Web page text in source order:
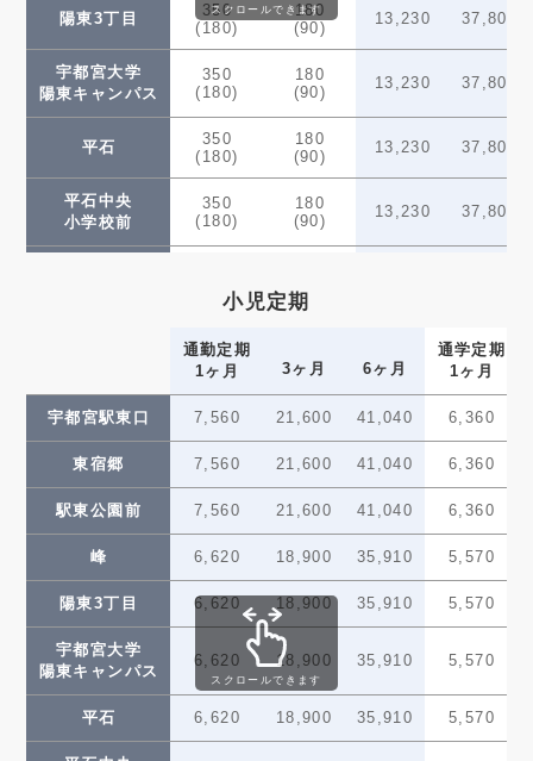
陽東3丁目
350
(180)
180
(90)
13,230 37,800
宇都宮大学
陽東キャンパス
350
(180)
180
(90)
13,230 37,800
平石
350
(180)
180
(90)
13,230 37,800
平石中央
小学校前
350
(180)
180
(90)
13,230 37,800
(150)
32,400
清原地区市民
センター前
250
(130)
130
(70)
9,450 27,000
グリーン
250
130
9,450 27,000
ゆいの杜西 7,560 21,600
ゆいの杜中央
200
(100)
100
(50)
7,560 21,600
ゆいの杜東
(80)
(40)
5,670 16,200
芳賀台
150
(80)
80
(40)
5,670 16,200
スクロールできます
小児定期
通勤定期
1ヶ月
3ヶ月 6ヶ月
通学定期
1ヶ月
宇都宮駅東口 7,560 21,600 41,040 6,360
東宿郷 7,560 21,600 41,040 6,360
駅東公園前 7,560 21,600 41,040 6,360
峰 6,620 18,900 35,910 5,570
陽東3丁目 6,620 18,900 35,910 5,570
宇都宮大学
陽東キャンパス
6,620 18,900 35,910 5,570
平石 6,620 18,900 35,910 5,570
スクロールできます